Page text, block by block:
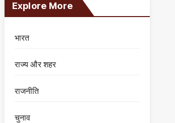
Explore More
भारत
राज्य और शहर
राजनीति
चुनाव